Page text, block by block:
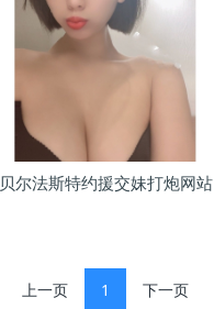
贝尔法斯特约援交妹打炮网站
上一页 1 下一页